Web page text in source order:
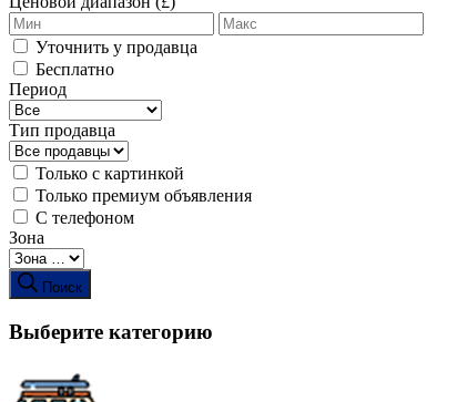
Уточнить у продавца
Бесплатно
Период
Тип продавца
Только с картинкой
Только премиум объявления
С телефоном
Зона
Поиск
Выберите категорию